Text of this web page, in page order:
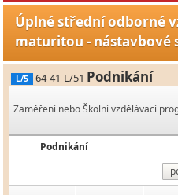
Úplné střední odborné
maturitou - nástavbové
L/5 64-41-L/51 Podnikání
Zaměření nebo Školní vzdělávací
Podnikání